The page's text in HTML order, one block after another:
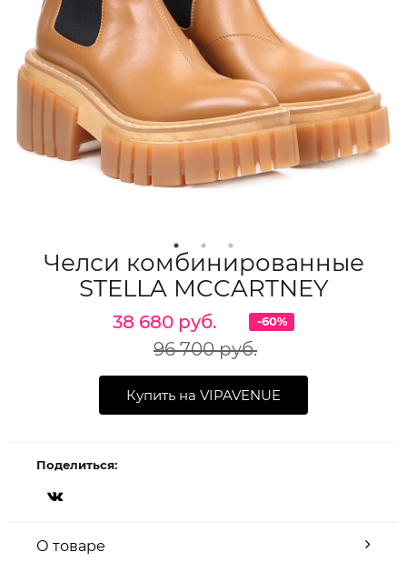
Челси комбинированные
STELLA MCCARTNEY
38 680 руб.
96 700 руб.
-60%
Купить на VIPAVENUE
Поделиться:
О товаре